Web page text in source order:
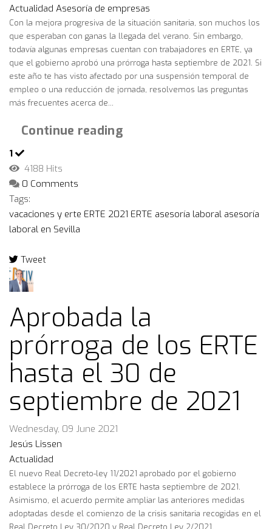
Actualidad Asesoría de empresas
Con la mejora progresiva de la situación sanitaria, son muchos los
que esperaban con ganas la llegada del verano. Sin embargo,
todavía algunas empresas cuentan con trabajadores en ERTE, ya
que el gobierno aprobó una prórroga hasta septiembre de 2021. Si
este año te has visto afectado por una suspensión temporal de
empleo o una reducción de jornada, resolvemos las preguntas
más frecuentes acerca de...
Continue reading
1
4188 Hits
0 Comments
Tags:
vacaciones y erte ERTE 2021 ERTE asesoría laboral asesoría
laboral en Sevilla
Tweet
pinterest
Aprobada la
prórroga de los ERTE
hasta el 30 de
septiembre de 2021
Wednesday, 09 June 2021
Jesús Lissen
Actualidad
El nuevo Real Decreto-ley 11/2021 aprobado por el gobierno
establece la prórroga de los ERTE hasta septiembre de 2021.
Asimismo, el acuerdo permite ampliar las anteriores medidas
adoptadas desde el comienzo de la crisis sanitaria recogidas en el
Real Decreto Ley 30/2020 y Real Decreto Ley 2/2021.